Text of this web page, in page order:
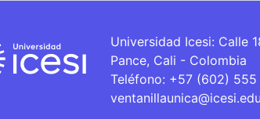
Universidad Icesi: Calle
Pance, Cali - Colombia
Teléfono: +57 (602)